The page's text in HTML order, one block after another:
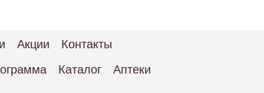
Акции
Контакты
Каталог Аптеки